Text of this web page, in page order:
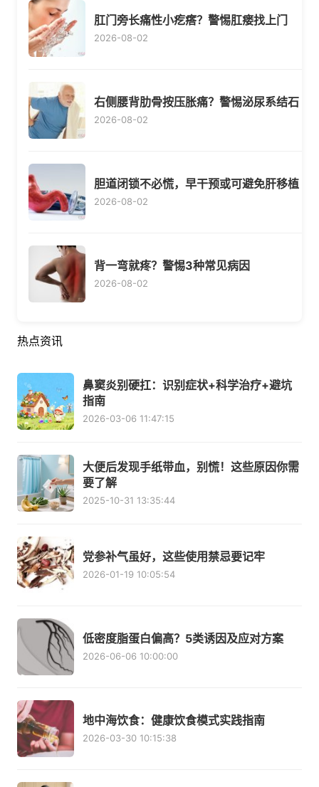
肛门旁长痛性小疙瘩？警惕肛瘘找上门
2026-08-02
右侧腰背肋骨按压胀痛？警惕泌尿系结石
2026-08-02
胆道闭锁不必慌，早干预或可避免肝移植
2026-08-02
背一弯就疼？警惕3种常见病因
2026-08-02
热点资讯
鼻窦炎别硬扛：识别症状+科学治疗+避坑
指南
2026-03-06 11:47:15
大便后发现手纸带血，别慌！这些原因你需
要了解
2025-10-31 13:35:44
党参补气虽好，这些使用禁忌要记牢
2026-01-19 10:05:54
低密度脂蛋白偏高？5类诱因及应对方案
2026-06-06 10:00:00
地中海饮食：健康饮食模式实践指南
2026-03-30 10:15:38